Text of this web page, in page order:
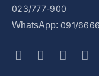
023/777-900
WhatsApp: 091/